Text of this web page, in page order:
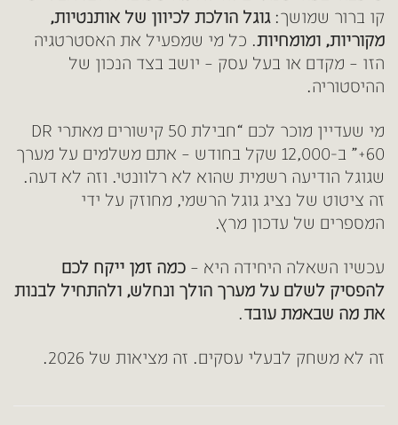
קו ברור שמושך:גוגל הולכת לכיוון של אותנטיות,
מקוריות, ומומחיות. כל מי שמפעיל את האסטרטגיה
הזו – מקדם או בעל עסק – יושב בצד הנכון של
ההיסטוריה.
מי שעדיין מוכר לכם “חבילת 50 קישורים מאתרי DR
60+” ב-12,000 שקל בחודש – אתם משלמים על מערך
שגוגל הודיעה רשמית שהוא לא רלוונטי. וזה לא דעה.
זה ציטוט של נציג גוגל הרשמי, מחוזק על ידי
המספרים של עדכון מרץ.
עכשיו השאלה היחידה היא – כמה זמן ייקח לכם
להפסיק לשלם על מערך הולך ונחלש, ולהתחיל לבנות
את מה שבאמת עובד.
זה לא משחק לבעלי עסקים. זה מציאות של 2026.